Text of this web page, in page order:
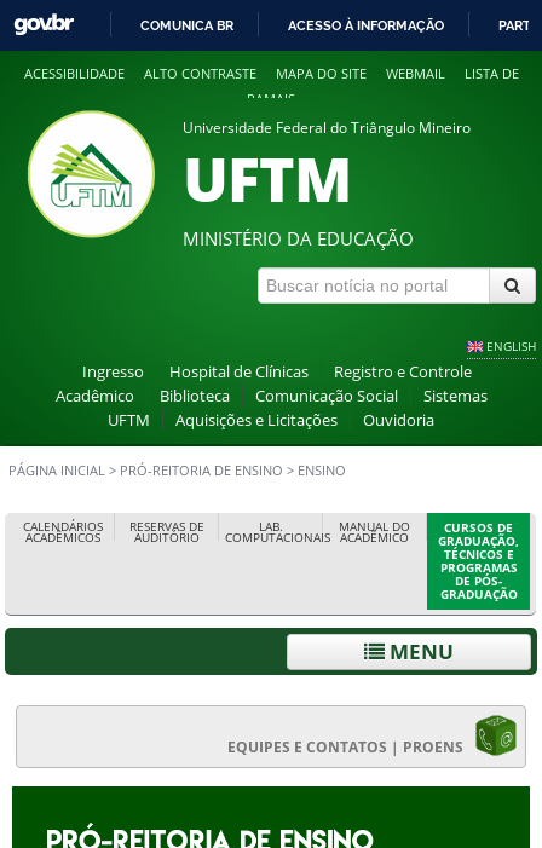
COMUNICA BR ACESSO À INFORMAÇÃO
ACESSIBILIDADE ALTO CONTRASTE MAPA DO SITE WEBMAIL
LISTA DE
RAMAIS
Universidade Federal do Triângulo Mineiro
UFTM
MINISTÉRIO DA EDUCAÇÃO
ENGLISH
Ingresso Hospital de Clínicas
Registro e Controle
Acadêmico
Biblioteca Comunicação Social
Sistemas
UFTM
Aquisições e Licitações Ouvidoria
PÁGINA INICIAL > PRÓ-REITORIA DE ENSINO > ENSINO
CALENDÁRIOS
ACADÊMICOS
RESERVAS DE
AUDITÓRIO
LAB.
COMPUTACIONAIS
MANUAL DO
ACADÊMICO
CURSOS DE
GRADUAÇÃO,
TÉCNICOS E
PROGRAMAS
DE PÓS-
GRADUAÇÃO
MENU
EQUIPES E CONTATOS | PROENS